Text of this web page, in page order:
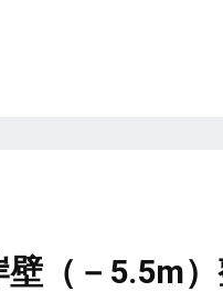
（－5.5m